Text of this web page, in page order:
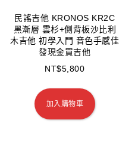
民謠吉他 KRONOS KR2C
黑漸層 雲杉+側背板沙比利
木吉他 初學入門 音色手感佳
發現金買吉他
NT$5,800
加入購物車